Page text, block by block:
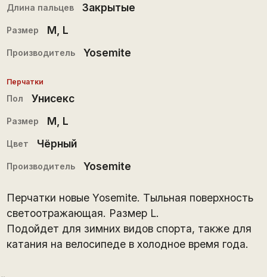
Длина пальцев Закрытые
Размер M L
Производитель Yosemite
Перчатки
Пол Унисекс
Размер M L
Цвет Чёрный
Производитель Yosemite
Перчатки новые Yosemite. Тыльная поверхность
светоотражающая. Размер L.
Подойдет для зимних видов спорта, также для
катания на велосипеде в холодное время года.